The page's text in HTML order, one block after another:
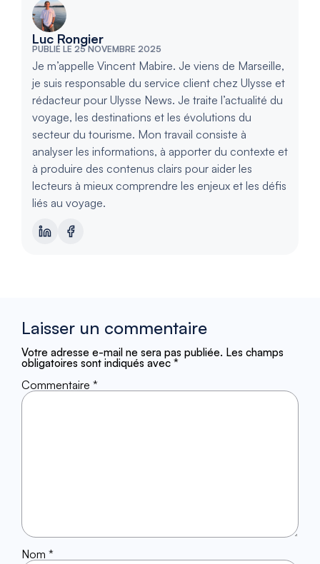
Luc Rongier
PUBLIÉ LE 25 NOVEMBRE 2025
Je m’appelle Vincent Mabire. Je viens de Marseille,
je suis responsable du service client chez Ulysse et
rédacteur pour Ulysse News. Je traite l’actualité du
voyage, les destinations et les évolutions du
secteur du tourisme. Mon travail consiste à
analyser les informations, à apporter du contexte et
à produire des contenus clairs pour aider les
lecteurs à mieux comprendre les enjeux et les défis
liés au voyage.
Laisser un commentaire
Votre adresse e-mail ne sera pas publiée. Les champs
obligatoires sont indiqués avec *
Commentaire *
Nom *